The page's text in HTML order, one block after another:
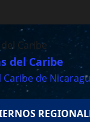
del Caribe
de